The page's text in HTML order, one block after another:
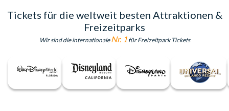
Tickets für die weltweit besten Attraktionen &
Freizeitparks
Wir sind die internationaleNr. 1für Freizeitpark Tickets